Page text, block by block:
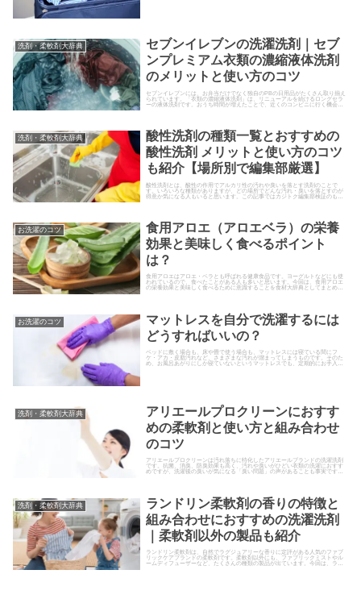
洗剤・柔軟剤大辞典
セブンイレブンの洗濯洗剤｜セブ
ンプレミアム衣類の濃縮液体洗剤
のメリットと使い方のコツ
セブンイレブンには、お弁当だけでなく独自のPBの日用品がたくさん取り揃え
られています。「衣類の濃縮液体洗剤」は、リニューアルを続けるロングセラ
ーの液体洗剤です。おうち時間が増えたことで、近くのコンビニに行く機会が
増えた人も多いと思います。セブンプレミアム衣類の濃縮液体洗剤の魅力を、
洗剤・柔軟剤大辞典
酸性洗剤の種類一覧とおすすめの
酸性洗剤 メリットと使い方のコツ
も紹介【場所別で編集部厳選】
酸性洗剤とは、酸性の作用でアルカリ性の汚れや臭いを落とす洗剤のことで
す。いろいろな種類がありますが、どの場所でどんな汚れ・臭いを落とすのが
得意か気になる人もいると思います。この記事ではカジトク編集部検証のもと
酸性洗剤の場所別の種類一覧とおすすめの酸性洗剤についてそれぞれのメリッ
お洗濯のコツ
食用アロエ（アロエベラ）の栄養
効果と美味しく食べるポイント
は？
食用アロエはアロエ・ベラとも呼ばれる健康食品です。ヨーグルトなどにも使
われているので、食べたことがある人も多いと思います。今回は、食用アロエ
の栄養効果と美味しく食べるために意識することを食材大辞典としてまとめま
お洗濯のコツ
マットレスを自分で洗濯するには
どうすればいいの？
ベッドに敷く場合も、床や畳で使う場合も、マットレスには寝ている間にフ
ケ・アカ・皮脂汚れなど、さまざまな汚れが溜まってしまうものです。そのた
め、お風呂あがりにしか寝ていないというマットレスでも、定期的にお手入れ
洗剤・柔軟剤大辞典
アリエールプロクリーンにおすす
めの柔軟剤と使い方と組み合わせ
のコツ
アリエールプロクリーンは汚れ落ちに特化したアリエールブランドの洗濯洗剤
です。抗菌、消臭、防臭効果も高く、汚れや臭いがひどい衣類の洗濯におすす
めですが、洗濯後の臭いが気になる「臭い問題」の声があることも事実です。
洗剤・柔軟剤大辞典
ランドリン柔軟剤の香りの特徴と
組み合わせにおすすめの洗濯洗剤
｜柔軟剤以外の製品も紹介
ランドリン柔軟剤は、自然でラグジュアリーな香りに定評がある人気のファブ
リックケアブランドの柔軟剤です。柔軟剤以外にも、ファブリックミストやル
ームディフューザーなど、たくさんの種類の製品が出ています。今回は、ラン